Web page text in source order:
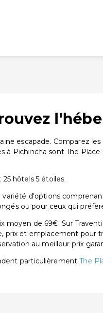
escapade. Comparez
Pichincha sont The
hôtels 5 étoiles.
d'options
ou pour ceux qui
de 69€. Sur
prix et emplacement pour
au meilleur prix
particulièrementThe